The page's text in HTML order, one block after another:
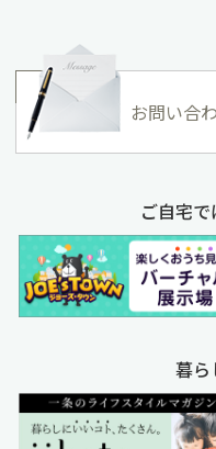
お問い合
ご自宅
暮ら